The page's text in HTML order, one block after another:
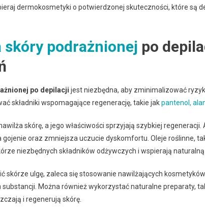
dermokosmetyki o potwierdzonej skuteczności, które są
skóry podrażnionej po
po depilacji jest niezbędna, aby zminimalizować
składniki wspomagające regenerację, takie jakpantenol,
skórę, a jego właściwości sprzyjają szybkiej
gojenie oraz zmniejsza uczucie dyskomfortu. Oleje roślinne,
niezbędnych składników odżywczych i wspierają naturalną
skórze ulgę, zaleca się stosowanie nawilżających
Można również wykorzystać naturalne preparaty,
i regenerują skórę.